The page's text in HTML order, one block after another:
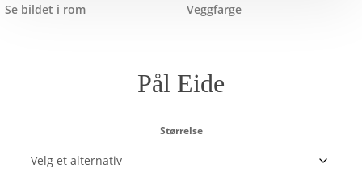
Se bildet i rom Veggfarge
Pål Eide
Størrelse